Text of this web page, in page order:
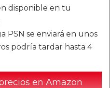
disponible en tu
PSN se enviará en unos
podría tardar hasta 4
en Amazon